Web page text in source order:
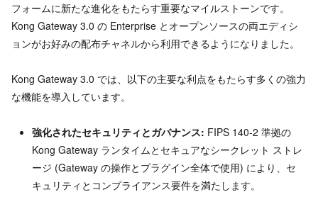
フォームに新たな進化をもたらす重要なマイルストーンです。
Kong Gateway 3.0 の Enterprise とオープンソースの両エディシ
ョンがお好みの配布チャネルから利用できるようになりました。
Kong Gateway 3.0 では、以下の主要な利点をもたらす多くの強力
な機能を導入しています。
強化されたセキュリティとガバナンス: FIPS 140-2 準拠の
Kong Gateway ランタイムとセキュアなシークレット ストレ
ージ (Gateway の操作とプラグイン全体で使用) により、セ
キュリティとコンプライアンス要件を満たします。